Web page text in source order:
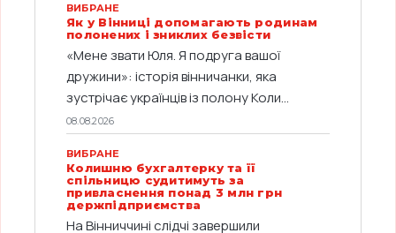
ВИБРАНЕ
Як у Вінниці допомагають родинам
полонених і зниклих безвісти
«Мене звати Юля. Я подруга вашої
дружини»: історія вінничанки, яка
зустрічає українців із полону Коли...
08.08.2026
ВИБРАНЕ
Колишню бухгалтерку та її
спільницю судитимуть за
привласнення понад 3 млн грн
держпідприємства
На Вінниччині слідчі завершили